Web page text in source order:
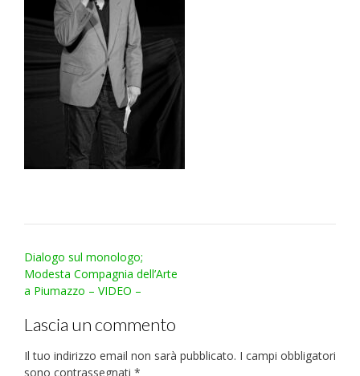
Post
navigation
Dialogo sul monologo;
Modesta Compagnia dell’Arte
a Piumazzo – VIDEO –
Lascia un commento
Il tuo indirizzo email non sarà pubblicato. I campi obbligatori
sono contrassegnati *